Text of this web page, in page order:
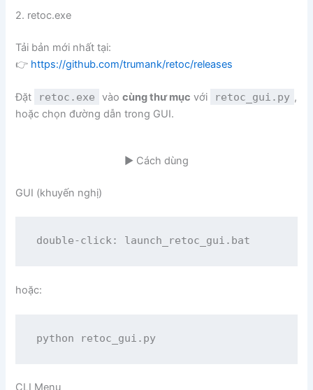
2. retoc.exe
Tải bản mới nhất tại:
👉 https://github.com/trumank/retoc/releases
Đặt retoc.exe vàocùng thư mục với retoc_gui.py ,
hoặc chọn đường dẫn trong GUI.
▶ Cách dùng
GUI (khuyến nghị)
double-click: launch_retoc_gui.bat
hoặc:
python retoc_gui.py